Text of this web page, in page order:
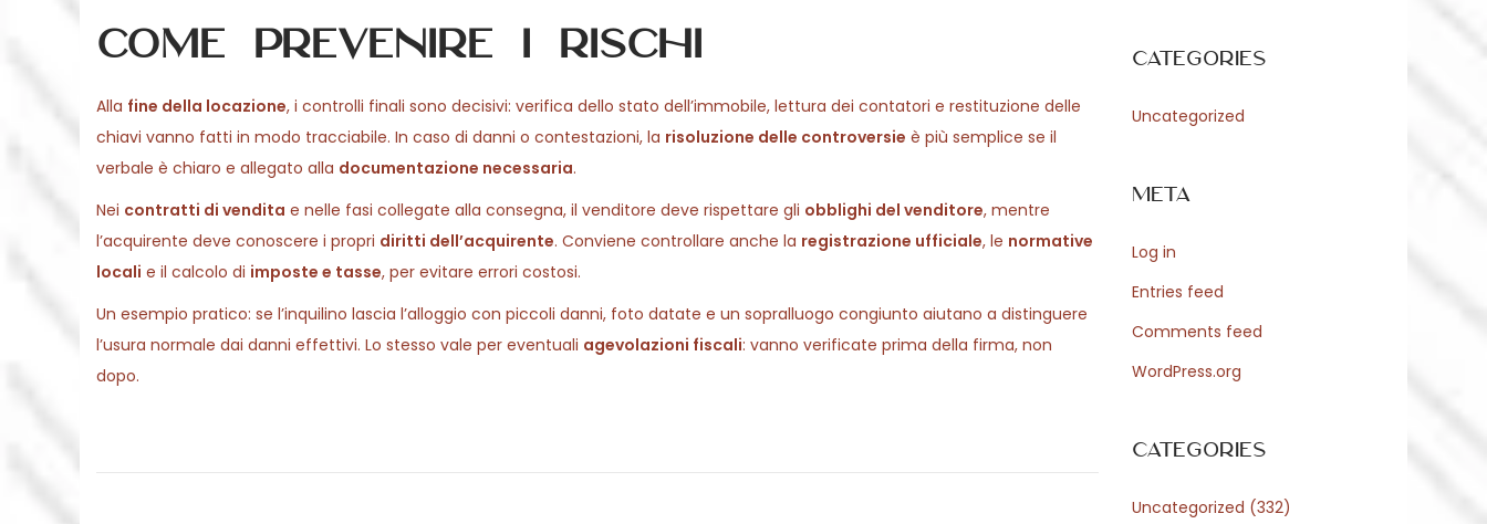
come prevenire i rischi
Alla fine della locazione, i controlli finali sono decisivi: verifica dello stato dell’immobile, lettura dei contatori e restituzione delle
chiavi vanno fatti in modo tracciabile. In caso di danni o contestazioni, la risoluzione delle controversie è più semplice se il
verbale è chiaro e allegato alla documentazione necessaria.
Nei contratti di vendita e nelle fasi collegate alla consegna, il venditore deve rispettare gli obblighi del venditore, mentre
l’acquirente deve conoscere i propri diritti dell’acquirente. Conviene controllare anche la registrazione ufficiale, le normative
locali e il calcolo di imposte e tasse, per evitare errori costosi.
Un esempio pratico: se l’inquilino lascia l’alloggio con piccoli danni, foto datate e un sopralluogo congiunto aiutano a distinguere
l’usura normale dai danni effettivi. Lo stesso vale per eventuali agevolazioni fiscali: vanno verificate prima della firma, non
dopo.
Categories
Uncategorized
Meta
Log in
Entries feed
Comments feed
WordPress.org
Categories
Uncategorized (332)